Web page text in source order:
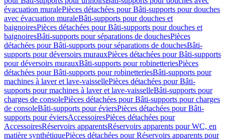
évacuation muralePièces détachées pour Bâti-supports pour douches
avec évacuation muraleBâti-supports pour douches et
baignoiresPièces détachées pour Bâti-supports pour douches et
baignoiresBâti-supports pour séparations de douchesPièces
détachées pour Bâti-supports pour séparations de douchesBâti-
supports pour déversoirs murauxPièces détachées pour Bâti-supports
pour déversoirs murauxBâti-supports pour robinetteriesPièces
détachées pour Bâti-supports pour robinetteriesBâti-supports pour
machines à laver et lave-vaissellePièces détachées pour Bâti-
supports pour machines à laver et lave-vaisselleBâti-supports pour
charges de consolePièces détachées pour Bâti-supports pour charges
de consoleBâti-supports pour éviersPièces détachées pour Bâti-
supports pour éviersAccessoiresPièces détachées pour
AccessoiresRéservoirs apparentsRéservoirs apparents pour WC, en
matière synthétiquePièces détachées pour Réservoirs apparents pour